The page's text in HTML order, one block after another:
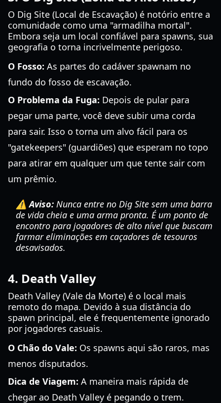
O Dig Site (Local de Escavação) é notório entre a
comunidade como uma "armadilha mortal".
Embora seja um local confiável para spawns, sua
geografia o torna incrivelmente perigoso.
O Fosso: As partes do cadáver spawnam no
fundo do fosso de escavação.
O Problema da Fuga: Depois de pular para
pegar uma parte, você deve subir uma corda
para sair. Isso o torna um alvo fácil para os
"gatekeepers" (guardiões) que esperam no topo
para atirar em qualquer um que tente sair com
um prêmio.
⚠️ Aviso: Nunca entre no Dig Site sem uma barra
de vida cheia e uma arma pronta. É um ponto de
encontro para jogadores de alto nível que buscam
farmar eliminações em caçadores de tesouros
desavisados.
4. Death Valley
Death Valley (Vale da Morte) é o local mais
remoto do mapa. Devido à sua distância do
spawn principal, ele é frequentemente ignorado
por jogadores casuais.
O Chão do Vale: Os spawns aqui são raros, mas
menos disputados.
Dica de Viagem: A maneira mais rápida de
chegar ao Death Valley é pegando o trem.